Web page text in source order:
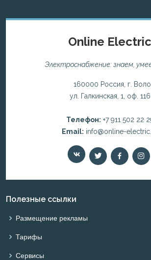
Online Electric
Электроснабжение: знаем,
160000 Россия, г.
ул. Галкинская, 1, оф. 116
Телефон: +7 911 502 22
Email: info@online-
Полезные ссылки
Размещение рекламы
Тарифы
Сервисы